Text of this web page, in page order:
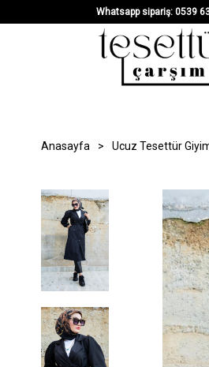
Whatsapp sipariş: 0539
Anasayfa > Ucuz Tesettür